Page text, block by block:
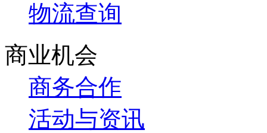
物流查询
商业机会
商务合作
活动与资讯